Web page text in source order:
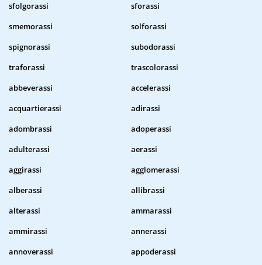
sfolgorassi
sforassi
smemorassi
solforassi
spignorassi
subodorassi
traforassi
trascolorassi
abbeverassi
accelerassi
acquartierassi
adirassi
adombrassi
adoperassi
adulterassi
aerassi
aggirassi
agglomerassi
alberassi
allibrassi
alterassi
ammarassi
ammirassi
annerassi
annoverassi
appoderassi